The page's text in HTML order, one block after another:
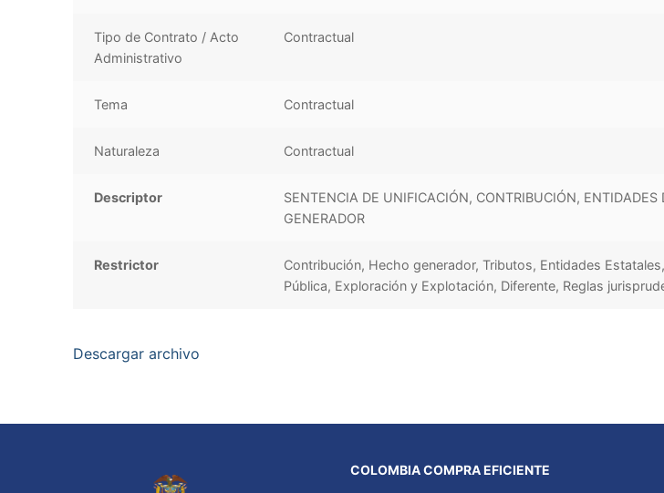
Tipo de Contrato / Acto
Administrativo
Contractual
Tema Contractual
Naturaleza Contractual
Descriptor
SENTENCIA DE UNIFICACIÓN, CONTRIBUCIÓN,
GENERADOR
Restrictor
Contribución, Hecho generador, Tributos, Entidades
Pública, Exploración y Explotación, Diferente, Reglas
Descargar archivo
COLOMBIA COMPRA EFICIENTE